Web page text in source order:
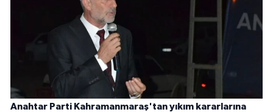
Anahtar Parti Kahramanmaraş'tan yıkım kararlarına